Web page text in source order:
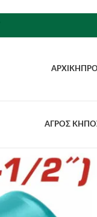
ΑΡΧΙΚΉ
ΑΓΡΟΣ